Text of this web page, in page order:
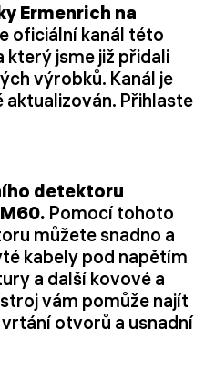
Ermenrich na
oficiální kanál této
který jsme již přidali
výrobků. Kanál je
aktualizován. Přihlaste
detektoru
Pomocí tohoto
můžete snadno a
kabely pod napětím
a další kovové a
vám pomůže najít
otvorů a usnadní